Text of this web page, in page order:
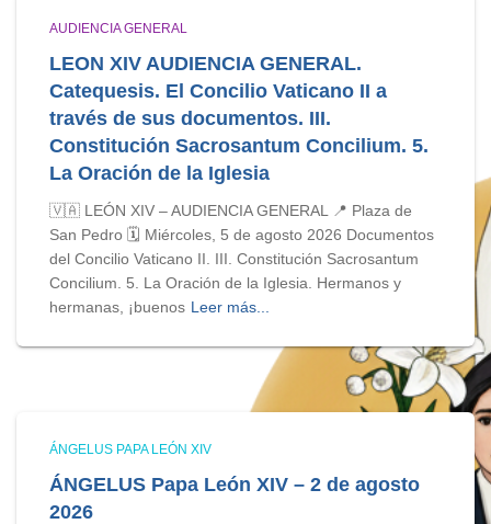
AUDIENCIA GENERAL
LEON XIV AUDIENCIA GENERAL.
Catequesis. El Concilio Vaticano II a
través de sus documentos. III.
Constitución Sacrosantum Concilium. 5.
La Oración de la Iglesia
🇻🇦 LEÓN XIV – AUDIENCIA GENERAL 📍 Plaza de
San Pedro 🗓️ Miércoles, 5 de agosto 2026 Documentos
del Concilio Vaticano II. III. Constitución Sacrosantum
Concilium. 5. La Oración de la Iglesia. Hermanos y
hermanas, ¡buenos Leer más...
ÁNGELUS PAPA LEÓN XIV
ÁNGELUS Papa León XIV – 2 de agosto
2026